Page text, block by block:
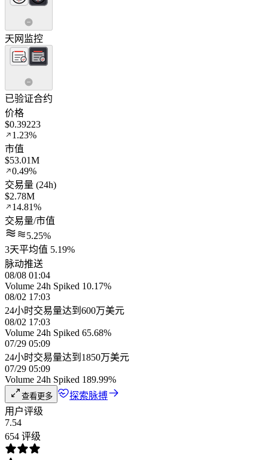
天网监控
已验证合约
价格
$0.39223
1.23%
市值
$53.01M
0.49%
交易量 (24h)
$2.78M
14.81%
交易量/市值
5.25%
3天平均值 5.19%
脉动推送
08/08 01:04
Volume 24h Spiked 10.17%
08/02 17:03
24小时交易量达到600万美元
08/02 17:03
Volume 24h Spiked 65.68%
07/29 05:09
24小时交易量达到1850万美元
07/29 05:09
Volume 24h Spiked 189.99%
查看更多
探索脉搏
用户评级
7.54
654 评级